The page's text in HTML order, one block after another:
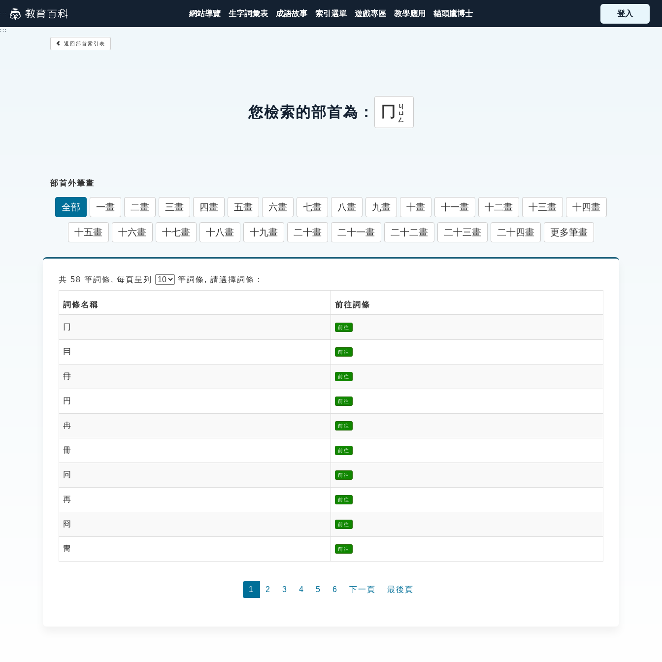
到
主
::: 網站導覽 生字詞彙表 成語故事 索引選單 遊戲專區 教學應用 貓頭鷹博士 登入
:::
返回部首索引表
您檢索的部首為： 冂 ㄐㄩㄥ
部首外筆畫
全部 一畫 二畫 三畫 四畫 五畫 六畫 七畫 八畫 九畫 十畫 十一畫 十二畫 十三畫 十四畫
十五畫 十六畫 十七畫 十八畫 十九畫 二十畫 二十一畫 二十二畫 二十三畫 二十四畫 更多筆畫
共 58 筆詞條, 每頁呈列 筆詞條, 請選擇詞條：
詞條名稱 前往詞條
冂 前往
冃 前往
冄 前往
円 前往
冉 前往
冊 前往
冋 前往
再 前往
冏 前往
冑 前往
1 2 3 4 5 6 下一頁 最後頁